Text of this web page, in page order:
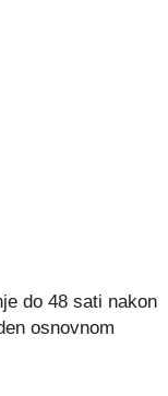
do 48 sati nakon
osnovnom